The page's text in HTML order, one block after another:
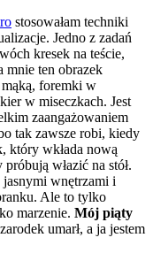
stosowałam techniki
Jedno z zadań
kresek na teście,
mnie ten obrazek
foremki w
w miseczkach. Jest
zaangażowaniem
tak zawsze robi, kiedy
który wkłada nową
włazić na stół.
wnętrzami i
Ale to tylko
marzenie. Mój piąty
umarł, a ja jestem